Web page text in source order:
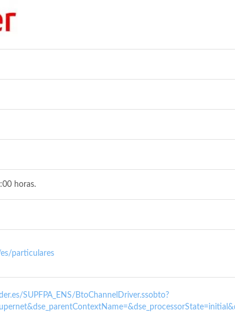
horas.
particulares
SUPFPA_ENS/BtoChannelDriver.ssobto?